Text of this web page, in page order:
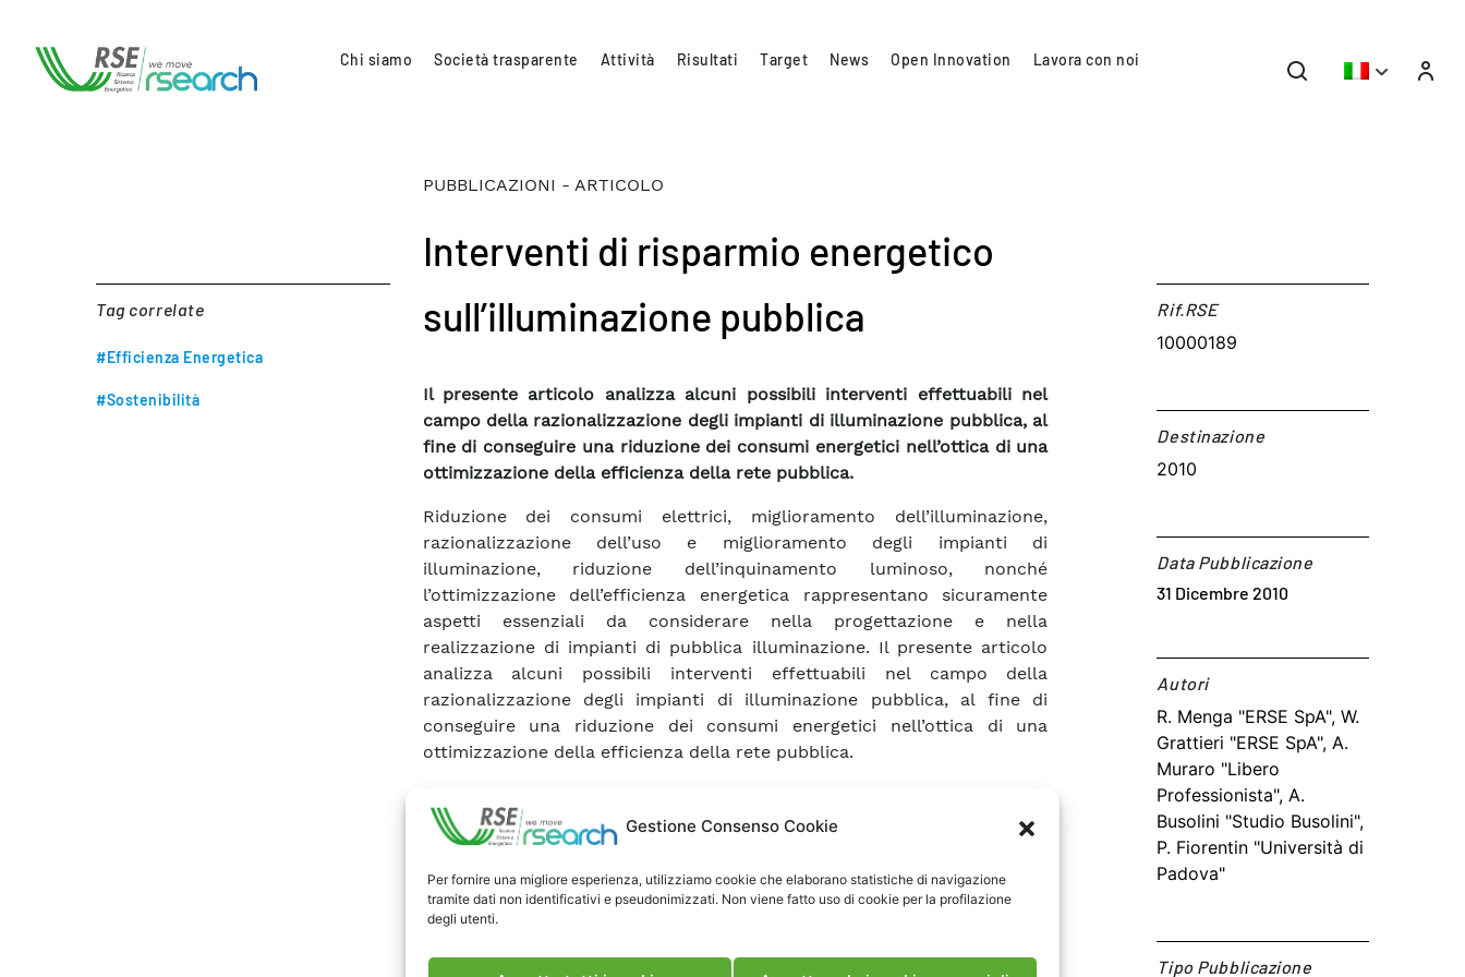
Gestione Consenso Cookie
Per fornire una migliore esperienza, utilizziamo cookie che elaborano statistiche di navigazione
tramite dati non identificativi e pseudonimizzati. Non viene fatto uso di cookie per la profilazione
degli utenti.
Chi siamo Società trasparente Attività Risultati Target News Open Innovation Lavora con noi
Tag correlate
#Efficienza Energetica
#Sostenibilità
PUBBLICAZIONI - ARTICOLO
Interventi di risparmio energetico
sull’illuminazione pubblica
Il presente articolo analizza alcuni possibili interventi effettuabili nel
campo della razionalizzazione degli impianti di illuminazione pubblica, al
fine di conseguire una riduzione dei consumi energetici nell’ottica di una
ottimizzazione della efficienza della rete pubblica.
Riduzione dei consumi elettrici, miglioramento dell’illuminazione,
razionalizzazione dell’uso e miglioramento degli impianti di
illuminazione, riduzione dell’inquinamento luminoso, nonché
l’ottimizzazione dell’efficienza energetica rappresentano sicuramente
aspetti essenziali da considerare nella progettazione e nella
realizzazione di impianti di pubblica illuminazione. Il presente articolo
analizza alcuni possibili interventi effettuabili nel campo della
razionalizzazione degli impianti di illuminazione pubblica, al fine di
conseguire una riduzione dei consumi energetici nell’ottica di una
ottimizzazione della efficienza della rete pubblica.
Scarica Articolo
Rif.RSE​
10000189
Destinazione​
2010
Data Pubblicazione
31 Dicembre 2010
Autori​
R. Menga "ERSE SpA", W.
Grattieri "ERSE SpA", A.
Muraro "Libero
Professionista", A.
Busolini "Studio Busolini",
P. Fiorentin "Università di
Padova"
Tipo Pubblicazione